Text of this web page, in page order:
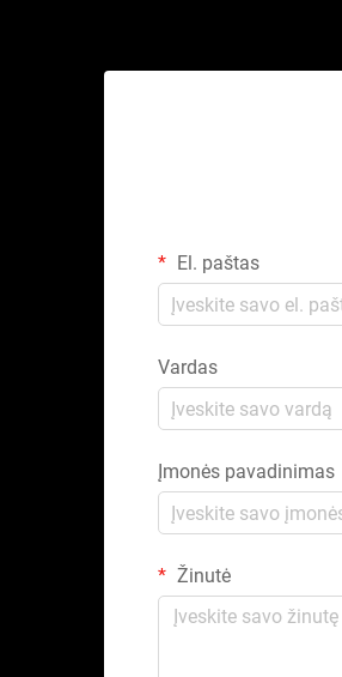
El. paštas
Vardas
Įmonės pavadinimas
Žinutė